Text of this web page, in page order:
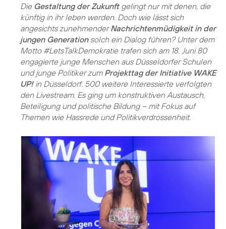
Die Gestaltung der Zukunftgelingt nur mit denen, die
künftig in ihr leben werden. Doch wie lässt sich
angesichts zunehmenderNachrichtenmüdigkeit in der
jungen Generationsolch ein Dialog führen? Unter dem
Motto #LetsTalkDemokratie trafen sich am 18. Juni 80
engagierte junge Menschen aus Düsseldorfer Schulen
und junge Politiker zum Projekttag der Initiative WAKE
UP!in Düsseldorf. 500 weitere Interessierte verfolgten
den Livestream. Es ging um konstruktiven Austausch,
Beteiligung und politische Bildung – mit Fokus auf
Themen wie Hassrede und Politikverdrossenheit.